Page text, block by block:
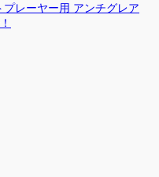
プレーヤー用 アンチグレア